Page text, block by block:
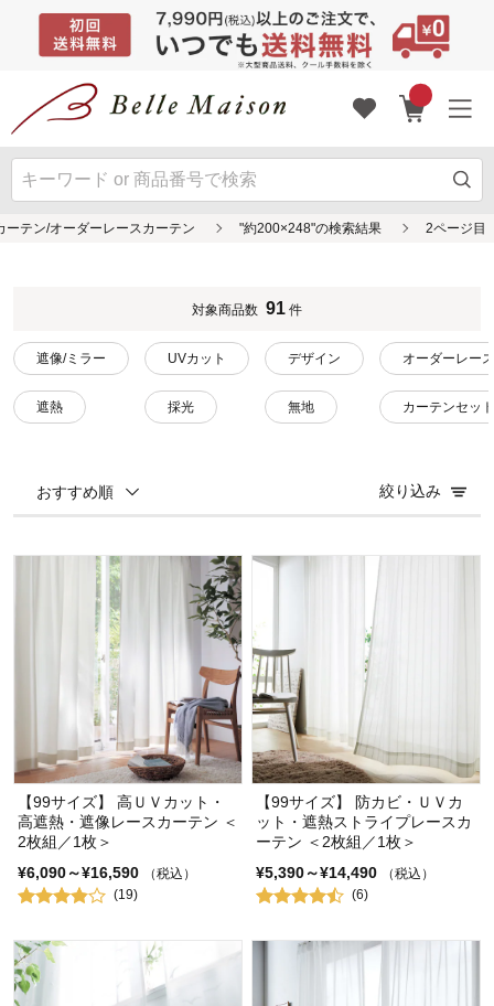
ーテン/オーダーレースカーテン "約200×248"の検索結果 2ページ目
対象商品数 91 件
遮像/ミラー
遮熱
UVカット
採光
デザイン
無地
オーダーレー
カーテンセット
おすすめ順 絞り込み
【99サイズ】 高ＵＶカット・
高遮熱・遮像レースカーテン ＜
2枚組／1枚＞
¥6,090～¥16,590
（税込）
(19)
【99サイズ】 防カビ・ＵＶカ
ット・遮熱ストライプレースカ
ーテン ＜2枚組／1枚＞
¥5,390～¥14,490
（税込）
(6)